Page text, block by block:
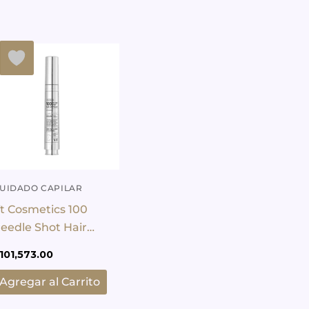
CAPILAR
Cosmetics 100
Shot Hair
101,573.00
Agregar al Carrito